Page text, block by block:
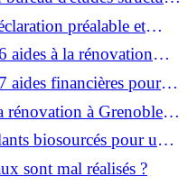
vos rénovations ?
préalable et
travaux ?
aides à la rénovation
aides financières pour la
?
rénovation à Grenoble et
aides locales
biosourcés pour une
sont mal réalisés ?